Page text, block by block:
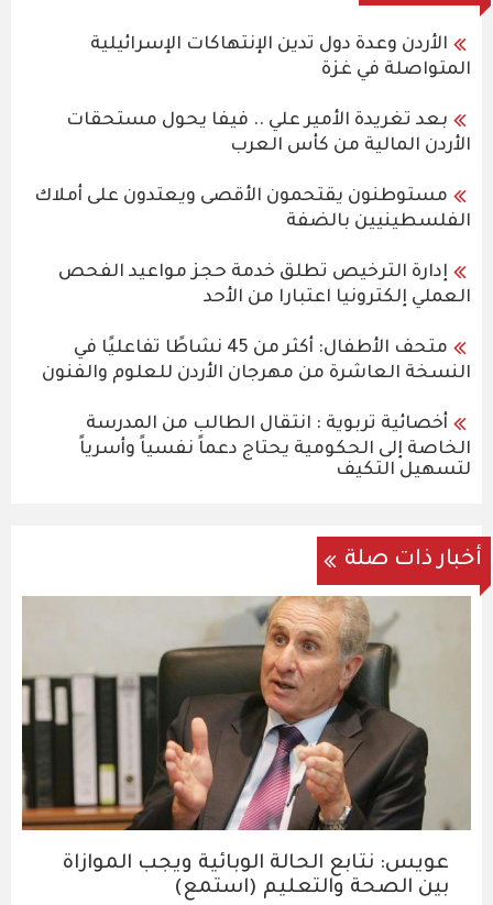
الأردن وعدة دول تدين الإنتهاكات الإسرائيلية
المتواصلة في غزة
بعد تغريدة الأمير علي .. فيفا يحول مستحقات
الأردن المالية من كأس العرب
مستوطنون يقتحمون الأقصى ويعتدون على أملاك
الفلسطينيين بالضفة
إدارة الترخيص تطلق خدمة حجز مواعيد الفحص
العملي إلكترونيا اعتبارا من الأحد
متحف الأطفال: أكثر من 45 نشاطًا تفاعليًا في
النسخة العاشرة من مهرجان الأردن للعلوم والفنون
أخصائية تربوية : انتقال الطالب من المدرسة
الخاصة إلى الحكومية يحتاج دعماً نفسياً وأسرياً
لتسهيل التكيف
أخبار ذات صلة
عويس: نتابع الحالة الوبائية ويجب الموازاة
بين الصحة والتعليم (استمع)